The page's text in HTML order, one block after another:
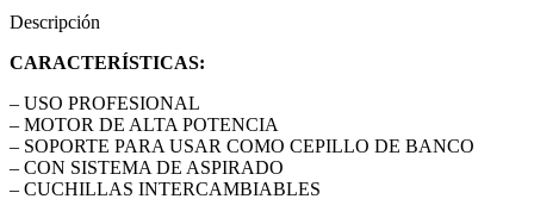
Descripción
CARACTERÍSTICAS:
– USO PROFESIONAL
– MOTOR DE ALTA POTENCIA
– SOPORTE PARA USAR COMO CEPILLO DE BANCO
– CON SISTEMA DE ASPIRADO
– CUCHILLAS INTERCAMBIABLES